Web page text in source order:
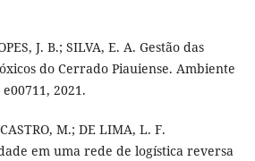
J. B.; SILVA, E. A. Gestão das
do Cerrado Piauiense. Ambiente
2021.
M.; DE LIMA, L. F.
em uma rede de logística reversa